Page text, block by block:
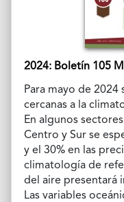
2024: Boletín 105
Para mayo de
cercanas a la
En algunos
Centro y Sur se
y el 30% en las
climatología de
del aire presentará
Las variables